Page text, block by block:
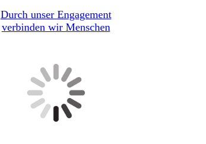
Durch unser Engagement
verbinden wir Menschen